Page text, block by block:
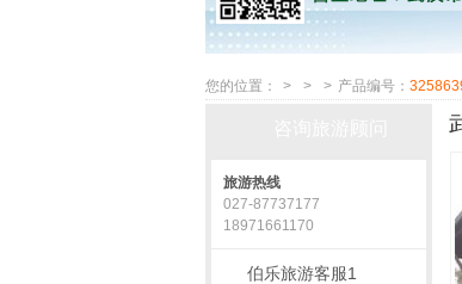
您的位置： > > > 产品编号：
旅游热线
027-87737177
18971661170
伯乐旅游客服1